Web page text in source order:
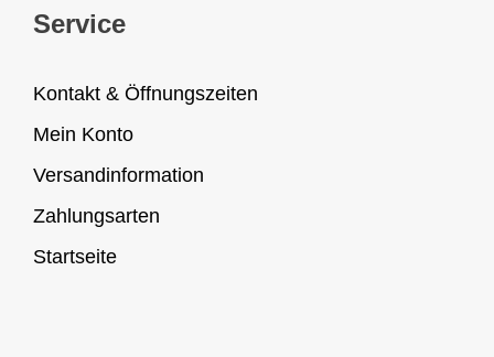
Service
Kontakt & Öffnungszeiten
Mein Konto
Versandinformation
Zahlungsarten
Startseite